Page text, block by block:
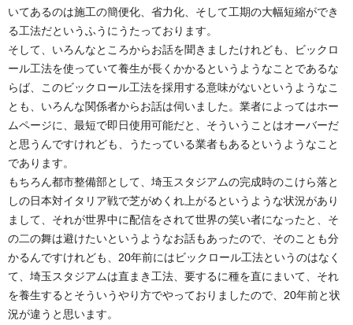
いてあるのは施工の簡便化、省力化、そして工期の大幅短縮ができ
る工法だというふうにうたっております。
そして、いろんなところからお話を聞きましたけれども、ビックロ
ール工法を使っていて養生が長くかかるというようなことであるな
らば、このビックロール工法を採用する意味がないというようなこ
とも、いろんな関係者からお話は伺いました。業者によってはホー
ムページに、最短で即日使用可能だと、そういうことはオーバーだ
と思うんですけれども、うたっている業者もあるというようなこと
であります。
もちろん都市整備部として、埼玉スタジアムの完成時のこけら落と
しの日本対イタリア戦で芝がめくれ上がるというような状況があり
まして、それが世界中に配信をされて世界の笑い者になったと、そ
の二の舞は避けたいというようなお話もあったので、そのことも分
かるんですけれども、20年前にはビックロール工法というのはなく
て、埼玉スタジアムは直まき工法、要するに種を直にまいて、それ
を養生するとそういうやり方でやっておりましたので、20年前と状
況が違うと思います。